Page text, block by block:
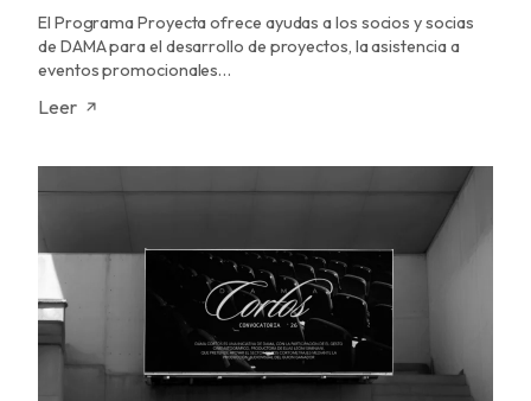
El Programa Proyecta ofrece ayudas a los socios y socias
de DAMA para el desarrollo de proyectos, la asistencia a
eventos promocionales…
Leer